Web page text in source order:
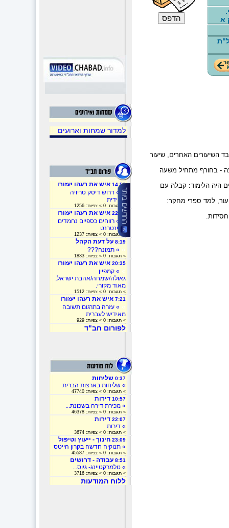
א
השיעורים האחרים, שיעור
- בחורף מתחיל משעה
היה הלימוד: קבלה עם
למד ספרי מחקר:
למדור שמחות וארועים
14:53 איש את רעהו יעזורו
»
» דרוש דיסק טריויה
חסידית
» תגובות: 0 » צפיות: 1256
22:32 איש את רעהו יעזורו
»
» רווחים כספיים נחמדים
באינטרנט
» תגובות: 0 » צפיות: 1237
8:19 על דעת הקהל
» » תמונה???
» תגובות: 0 » צפיות: 1833
20:35 איש את רעהו יעזורו
» » קמפיין
גאולה/שמחה/אהבת ישראל,
מאוד מקורי.
» תגובות: 0 » צפיות: 1512
7:21 איש את רעהו יעזורו
» » עזרה בתרגום תשובה
מאידיש לעברית
» תגובות: 0 » צפיות: 929
לפורום חב"ד
0:37 שליחות
» שליחות בארצות הברית
» תגובות: 0 » צפיות: 47740
10:57 דירות
» מכירת דירה בשכונת...
» תגובות: 0 » צפיות: 46378
22:07 דירות
» דירות
» תגובות: 0 » צפיות: 3674
23:09 חינוך - ייעוץ וטיפול
» תנוקיה חדשה בקרון הייטס
» תגובות: 0 » צפיות: 45587
8:51 עבודה - דרושים
» טלמרקטיינג- גיוס...
» תגובות: 0 » צפיות: 3716
ללוח המודעות